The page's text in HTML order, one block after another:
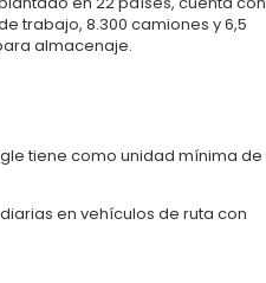
trabajo, 8.300 camiones y 6,5
almacenaje.
tiene como unidad mínima de
en vehículos de ruta con